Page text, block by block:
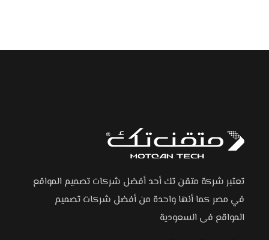
تعتبر شركة متقن تك أحد أفضل شركات تصميم المواقع
في مصر كما أنها واحدة من أفضل شركات تصميم
المواقع فى السعودية